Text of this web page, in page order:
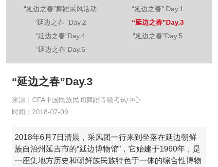
“延边之春”舞蹈采风活动
“延边之春” Day.1
“延边之春” Day.2
“延边之春”Day.3
“延边之春”Day.4
“延边之春”Day.5
“延边之春”Day.6
“延边之春”Day.3
来源：CFA中国民族民间舞蹈等级考试中心
时间：2018-07-09
2018年6月7日清晨，采风团一行来到坐落在延边朝鲜
族自治州延吉市的“延边博物馆”，它始建于1960年，是
一座集地方历史和朝鲜族民族特色于一体的综合性博物